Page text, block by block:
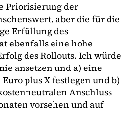
Priorisierung der
aber die für die
Erfüllung des
ebenfalls eine hohe
des Rollouts. Ich würde
ansetzen und a) eine
plus X festlegen und b)
Anschluss
vorsehen und auf